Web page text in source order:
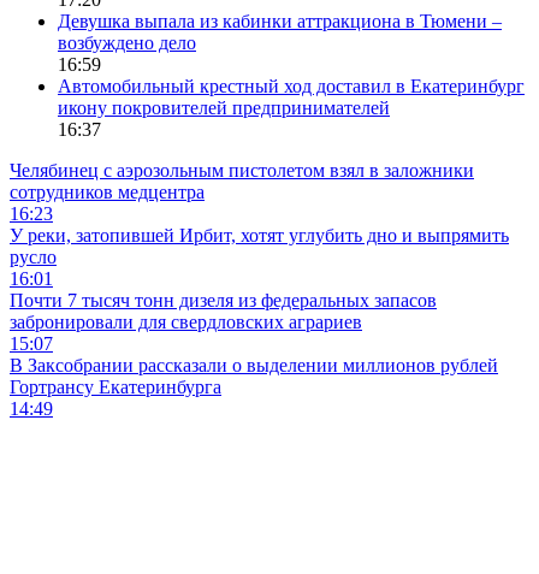
Девушка выпала из кабинки аттракциона в Тюмени –
возбуждено дело
16:59
Автомобильный крестный ход доставил в Екатеринбург
икону покровителей предпринимателей
16:37
Челябинец с аэрозольным пистолетом взял в заложники
сотрудников медцентра
16:23
У реки, затопившей Ирбит, хотят углубить дно и выпрямить
русло
16:01
Почти 7 тысяч тонн дизеля из федеральных запасов
забронировали для свердловских аграриев
15:07
В Заксобрании рассказали о выделении миллионов рублей
Гортрансу Екатеринбурга
14:49